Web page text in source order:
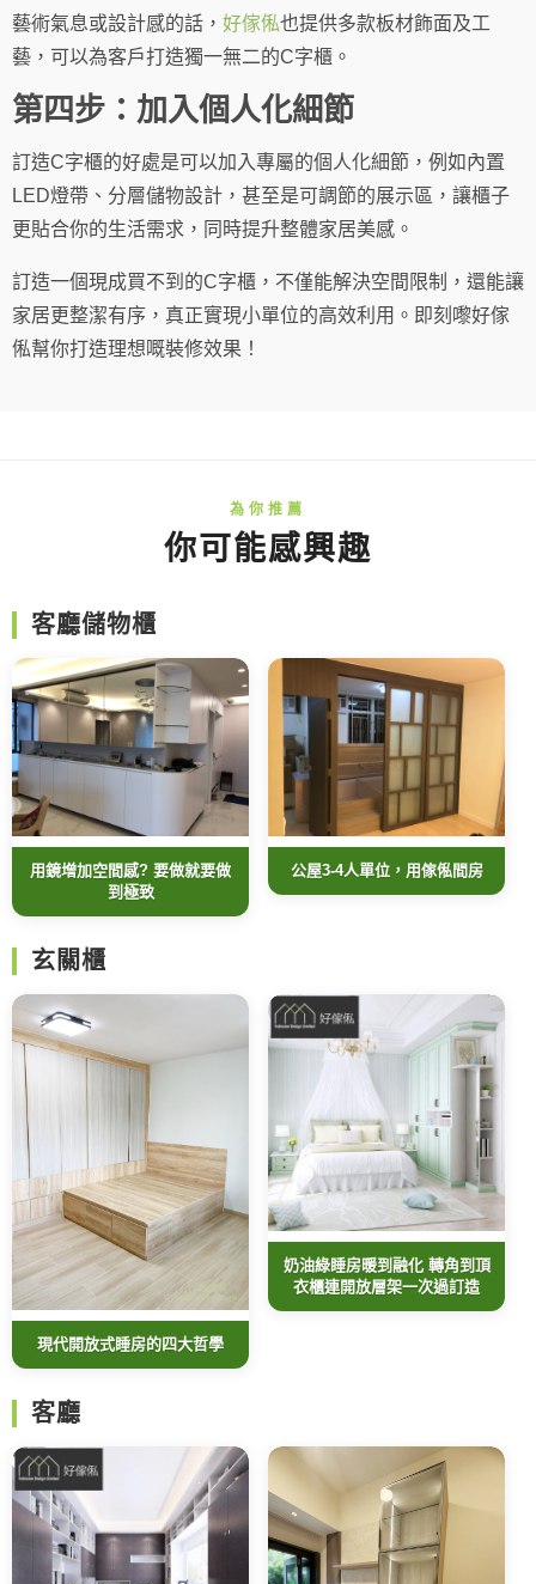
藝術氣息或設計感的話， 好傢俬也提供多款板材飾面及工
藝，可以為客戶打造獨一無二的C字櫃。
第四步：加入個人化細節
訂造C字櫃的好處是可以加入專屬的個人化細節，例如內置
LED燈帶、分層儲物設計，甚至是可調節的展示區，讓櫃子
更貼合你的生活需求，同時提升整體家居美感。
訂造一個現成買不到的C字櫃，不僅能解決空間限制，還能讓
家居更整潔有序，真正實現小單位的高效利用。即刻嚟好傢
俬幫你打造理想嘅裝修效果！
你可能感興趣
客廳儲物櫃
用鏡增加空間感? 要做就要做
到極致
公屋3-4人單位，用傢俬間房
玄關櫃
現代開放式睡房的四大哲學
奶油綠睡房暖到融化 轉角到頂
衣櫃連開放層架一次過訂造
客廳